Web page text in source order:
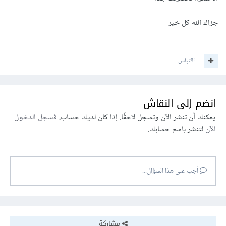
title و author و pages.
وأكثر سهولة في استخدامها، لأنه يسمح بإنشاء كائنات بدون الحاجة
جزاك الله كل خير
اقتباس
انضم إلى النقاش
يمكنك أن تنشر الآن وتسجل لاحقًا. إذا كان لديك حساب،فسجل الدخول
الآنلتنشر باسم حسابك.
أجب على هذا السؤال...